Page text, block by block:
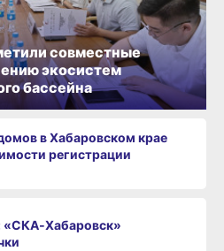
совместные
экосистем
бассейна
в Хабаровском крае
регистрации
«СКА‑Хабаровск»